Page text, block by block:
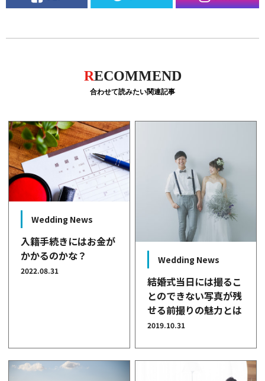
RECOMMEND
合わせて読みたい関連記事
Wedding News
入籍手続きにはお金が
かかるのかな？
2022.08.31
Wedding News
結婚式当日には撮るこ
とのできない写真が残
せる前撮りの魅力とは
2019.10.31